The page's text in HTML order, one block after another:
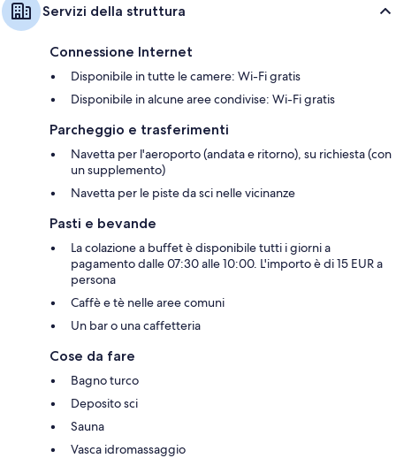
Servizi della struttura
Connessione Internet
Disponibile in tutte le camere: Wi-Fi gratis
Disponibile in alcune aree condivise: Wi-Fi gratis
Parcheggio e trasferimenti
Navetta per l'aeroporto (andata e ritorno), su richiesta (con
un supplemento)
Navetta per le piste da sci nelle vicinanze
Pasti e bevande
La colazione a buffet è disponibile tutti i giorni a
pagamento dalle 07:30 alle 10:00. L'importo è di 15 EUR a
persona
Caffè e tè nelle aree comuni
Un bar o una caffetteria
Cose da fare
Bagno turco
Deposito sci
Sauna
Vasca idromassaggio